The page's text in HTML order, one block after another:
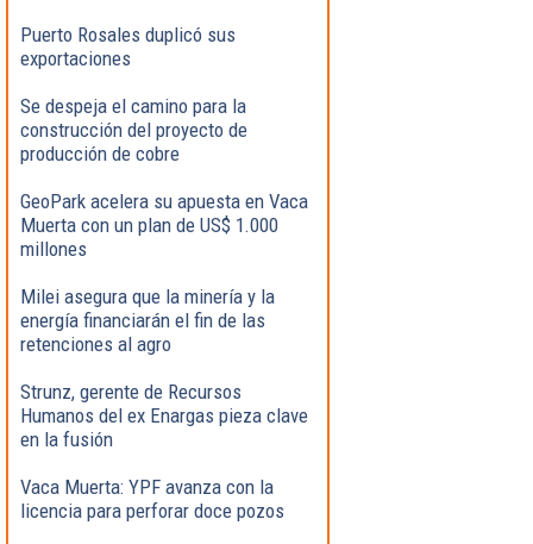
Puerto Rosales duplicó sus
exportaciones
Se despeja el camino para la
construcción del proyecto de
producción de cobre
GeoPark acelera su apuesta en Vaca
Muerta con un plan de US$ 1.000
millones
Milei asegura que la minería y la
energía financiarán el fin de las
retenciones al agro
Strunz, gerente de Recursos
Humanos del ex Enargas pieza clave
en la fusión
Vaca Muerta: YPF avanza con la
licencia para perforar doce pozos